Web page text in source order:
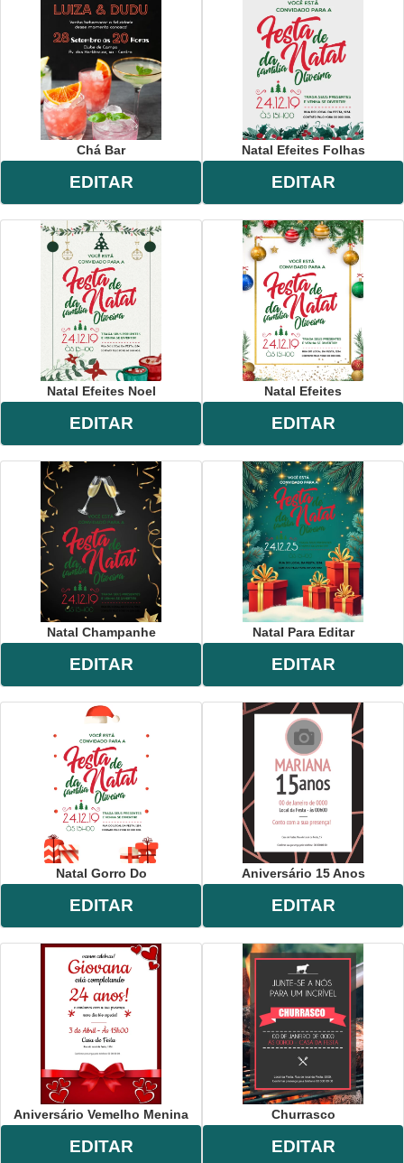
Chá Bar
EDITAR
Natal Efeites Folhas
EDITAR
Natal Efeites Noel
EDITAR
Natal Efeites
EDITAR
Natal Champanhe
EDITAR
Natal Para Editar
EDITAR
Natal Gorro Do
EDITAR
Aniversário 15 Anos
EDITAR
Aniversário Vemelho Menina
EDITAR
Churrasco
EDITAR